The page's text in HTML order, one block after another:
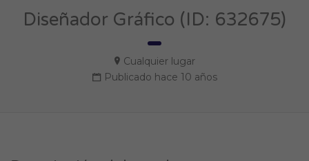
Diseñador Gráfico (ID: 632675)
Cualquier lugar
Publicado hace 10 años